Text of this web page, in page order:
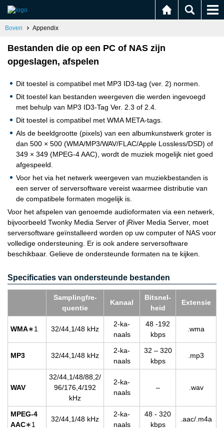
Boven Appendix
Bestanden die op een PC of NAS zijn
opgeslagen, afspelen
Dit toestel is compatibel met MP3 ID3-tag (ver. 2) normen.
Dit toestel kan bestanden weergeven die werden ingevoegd
met behulp van MP3 ID3-Tag Ver. 2.3 of 2.4.
Dit toestel is compatibel met WMA META-tags.
Als de beeldgrootte (pixels) van een albumkunstwerk groter is
dan 500 × 500 (WMA/MP3/WAV/FLAC/Apple Lossless/DSD) of
349 × 349 (MPEG-4 AAC), wordt de muziek mogelijk niet goed
afgespeeld.
Voor het via het netwerk weergeven van muziekbestanden is
een server of serversoftware vereist waarmee distributie van
de compatibele formaten mogelijk is.
Voor het afspelen van genoemde audioformaten via een netwerk,
bijvoorbeeld Twonky Media Server of jRiver Media Server, moet
serversoftware geïnstalleerd worden op uw computer of NAS voor
volledige ondersteuning. Er is ook andere serversoftware
beschikbaar. Gelieve de ondersteunde formaten na te kijken.
Specificaties van ondersteunde bestanden
Sam­pling­fre­
quen­tie
Ka­naal
Bit­snel­
heid
Ex­ten­sie
WMA∗1 32/44,1/48 kHz
2-ka­
naals
48 -192
kbps
.wma
MP3 32/44,1/48 kHz
2-ka­
naals
32 – 320
kbps
.mp3
WAV
32/44,1/48/88,2/
96/176,4/192
kHz
2-ka­
naals
– .wav
MPEG-4
AAC∗1
32/44,1/48 kHz
2-ka­
naals
48 - 320
kbps
.aac/.m4a